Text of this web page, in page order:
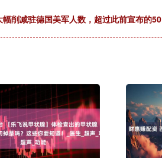
削减驻德国美军人数，超过此前宣布的50